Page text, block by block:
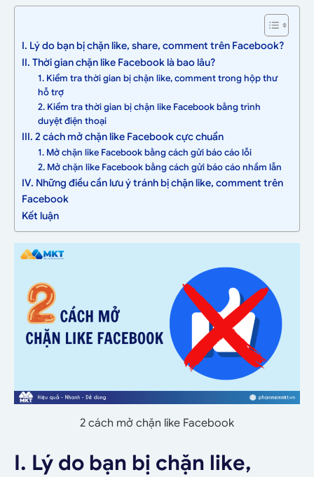
I. Lý do bạn bị chặn like, share, comment trên Facebook?
II. Thời gian chặn like Facebook là bao lâu?
1. Kiểm tra thời gian bị chặn like, comment trong hộp thư
hỗ trợ
2. Kiểm tra thời gian bị chặn like Facebook bằng trình
duyệt điện thoại
III. 2 cách mở chặn like Facebook cực chuẩn
1. Mở chặn like Facebook bằng cách gửi báo cáo lỗi
2. Mở chặn like Facebook bằng cách gửi báo cáo nhầm lẫn
IV. Những điều cần lưu ý tránh bị chặn like, comment trên
Facebook
Kết luận
2 cách mở chặn like Facebook
I. Lý do bạn bị chặn like,